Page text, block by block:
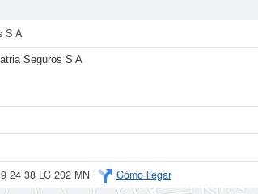
S A
Seguros S A
24 38 LC 202 MN Cómo llegar